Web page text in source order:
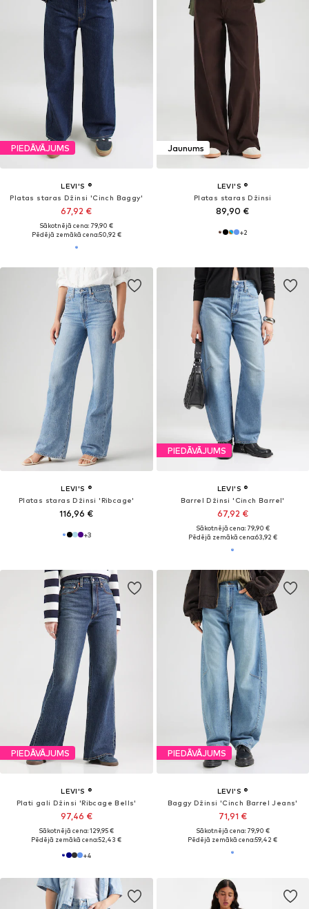
PIEDĀVĀJUMS
LEVI'S ®
Platas staras Džinsi 'Cinch Baggy'
67,92 €
Sākotnējā cena: 79,90 €
Pēdējā zemākā cena:50,92 €
Jaunums
LEVI'S ®
Platas staras Džinsi
89,90 €
+2
LEVI'S ®
Platas staras Džinsi 'Ribcage'
116,96 €
+3
PIEDĀVĀJUMS
LEVI'S ®
Barrel Džinsi 'Cinch Barrel'
67,92 €
Sākotnējā cena: 79,90 €
Pēdējā zemākā cena:63,92 €
ATKLĀJ TENDENCES UN LABĀKOS ZĪMOLUS
Iedvesma Džinsi
"Foršā mamma"